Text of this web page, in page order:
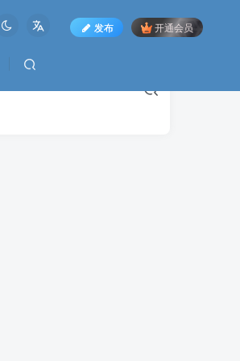
发布 开通会员